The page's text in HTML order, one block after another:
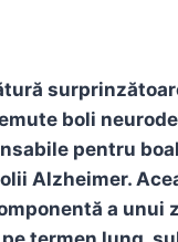
boli
pentru
Alzheimer.
a unui